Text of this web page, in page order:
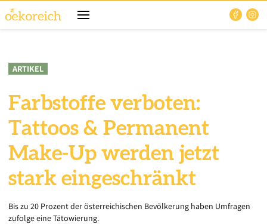
ARTIKEL
Farbstoffe verboten:
Tattoos & Permanent
Make-Up werden jetzt
stark eingeschränkt
Bis zu 20 Prozent der österreichischen Bevölkerung haben Umfragen
zufolge eine Tätowierung.